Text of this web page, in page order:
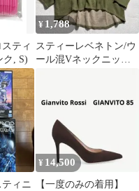
ティ
ック 100本( ピンク, S)
¥ 1,788
スティーレベネトン/ウ
ール混Vネックニット/
ィニ
¥ 14,500
【一度のみの着用】